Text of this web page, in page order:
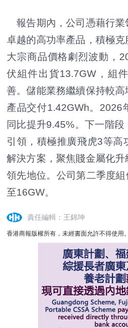
報告期內，公司憑藉行業
卓越的高功率產品，積極
大宗商品價格劇烈波動，
伏組件出貨13.7GW，組
善。儲能業務繼續保持較
產品交付1.42GWh。2026
同比提升9.45%。下一階
引領，積極推廣飛虎3等高
解決方案，聚焦賤金屬化
領先地位。公司第二季度
至16GW。
責任編輯：王錦坤
香港商報版權所有，未經書面允許不得使用。